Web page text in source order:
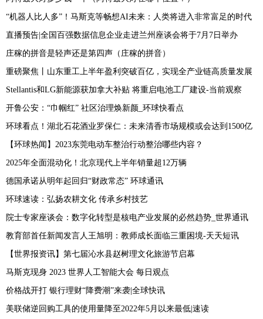
“机器人比人多”！马斯克等畅想AI未来：人类将进入非常富足的时代
直播预告|全国百强数据信息企业走进兰州座谈会将于7月7日举办
庄稼的拼音是轻声还是第四声（庄稼的拼音）
重磅聚焦丨山东重工上半年盈利突破百亿，实现全产业链高质量发展
Stellantis和LG新能源获加拿大补贴 将重启电池工厂建设-当前观察
开鲁公安：“巾帼红” 社区治理焕新颜_环球快看点
环球看点！湖北石花酒业罗保仁：未来清香市场规模或会达到1500亿
【环球热闻】2023东莞电动车整治行动整治哪些内容？
2025年全面混动化！北京现代上半年销量超12万辆
德国承诺从明年起回归“财政常态” 环球通讯
环球速读：弘扬农耕文化 传承乡村技艺
院士专家座谈会：数字化转型是核电产业发展的必然趋势_世界通讯
教育部首任新闻发言人王旭明：教师成长面临三重困境-天天短讯
【世界报资讯】第七届沁水县赵树理文化旅游节启幕
马斯克现身 2023 世界人工智能大会 每日观点
价格战开打 银行理财“降费潮”来袭|全球快讯
美联储逆回购工具的使用量降至2022年5月以来最低|速读